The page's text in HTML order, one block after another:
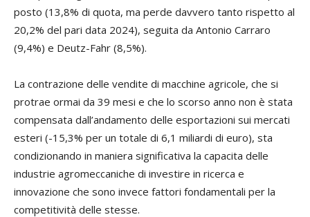
posto (13,8% di quota, ma perde davvero tanto rispetto al
20,2% del pari data 2024), seguita da Antonio Carraro
(9,4%) e Deutz-Fahr (8,5%).
La contrazione delle vendite di macchine agricole, che si
protrae ormai da 39 mesi e che lo scorso anno non è stata
compensata dall’andamento delle esportazioni sui mercati
esteri (-15,3% per un totale di 6,1 miliardi di euro), sta
condizionando in maniera significativa la capacita delle
industrie agromeccaniche di investire in ricerca e
innovazione che sono invece fattori fondamentali per la
competitività delle stesse.